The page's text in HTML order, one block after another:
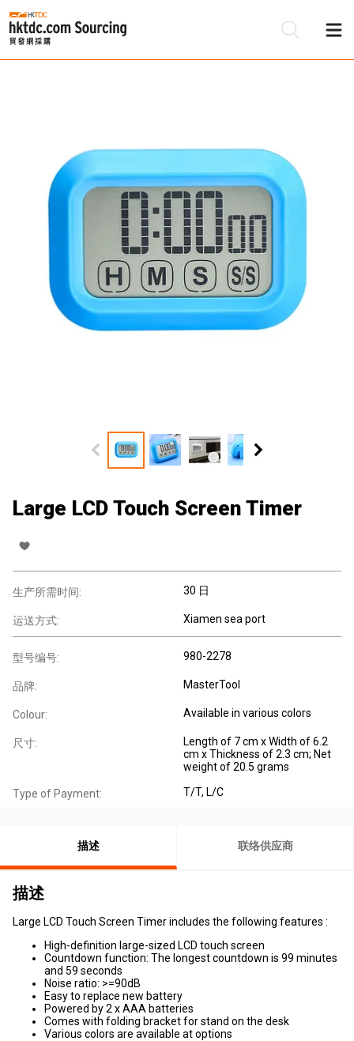
Large LCD Touch Screen Timer
生产所需时间: 30 日
运送方式: Xiamen sea port
型号编号: 980-2278
品牌: MasterTool
Colour: Available in various colors
尺寸:
Length of 7 cm x Width of 6.2
cm x Thickness of 2.3 cm; Net
weight of 20.5 grams
Type of Payment: T/T, L/C
描述 联络供应商
描述
Large LCD Touch Screen Timer includes the following features :
High-definition large-sized LCD touch screen
Countdown function: The longest countdown is 99 minutes
and 59 seconds
Noise ratio: >=90dB
Easy to replace new battery
Powered by 2 x AAA batteries
Comes with folding bracket for stand on the desk
Various colors are available at options